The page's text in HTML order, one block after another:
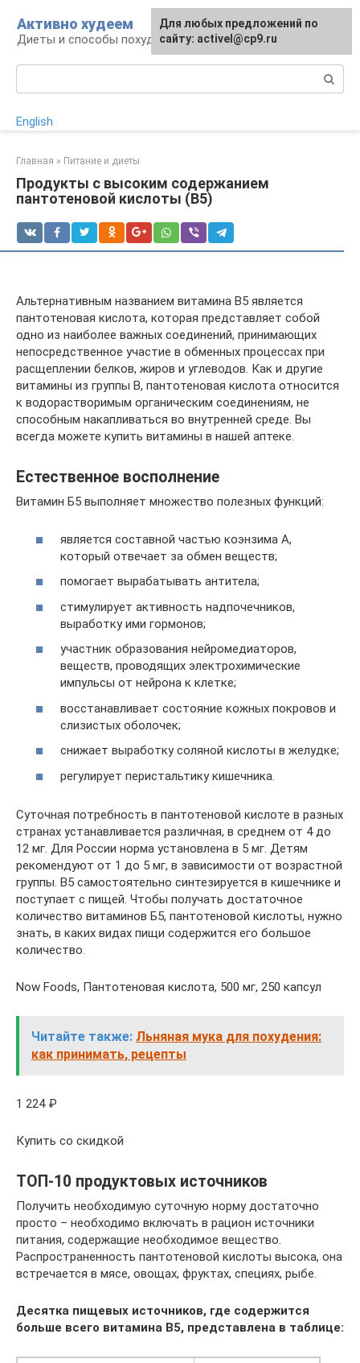
контенту
Активно худеем
Диеты и способы похудения
English
Главная » Питание и диеты
Продукты с высоким содержанием
пантотеновой кислоты (В5)
Альтернативным названием витамина B5 является
пантотеновая кислота, которая представляет собой
одно из наиболее важных соединений, принимающих
непосредственное участие в обменных процессах при
расщеплении белков, жиров и углеводов. Как и другие
витамины из группы B, пантотеновая кислота относится
к водорастворимым органическим соединениям, не
способным накапливаться во внутренней среде. Вы
всегда можете купить витамины в нашей аптеке.
Естественное восполнение
Витамин Б5 выполняет множество полезных функций:
является составной частью коэнзима А,
который отвечает за обмен веществ;
помогает вырабатывать антитела;
стимулирует активность надпочечников,
выработку ими гормонов;
участник образования нейромедиаторов,
веществ, проводящих электрохимические
импульсы от нейрона к клетке;
восстанавливает состояние кожных покровов и
слизистых оболочек;
снижает выработку соляной кислоты в желудке;
регулирует перистальтику кишечника.
Суточная потребность в пантотеновой кислоте в разных
странах устанавливается различная, в среднем от 4 до
12 мг. Для России норма установлена в 5 мг. Детям
рекомендуют от 1 до 5 мг, в зависимости от возрастной
группы. B5 самостоятельно синтезируется в кишечнике и
поступает с пищей. Чтобы получать достаточное
количество витаминов Б5, пантотеновой кислоты, нужно
знать, в каких видах пищи содержится его большое
количество.
Now Foods, Пантотеновая кислота, 500 мг, 250 капсул
Читайте также: Льняная мука для похудения:
как принимать, рецепты
1 224 ₽
Купить со скидкой
ТОП-10 продуктовых источников
Получить необходимую суточную норму достаточно
просто – необходимо включать в рацион источники
питания, содержащие необходимое вещество.
Распространенность пантотеновой кислоты высока, она
встречается в мясе, овощах, фруктах, специях, рыбе.
Десятка пищевых источников, где содержится
больше всего витамина В5, представлена в таблице:
Для любых предложений по
сайту: activel@cp9.ru